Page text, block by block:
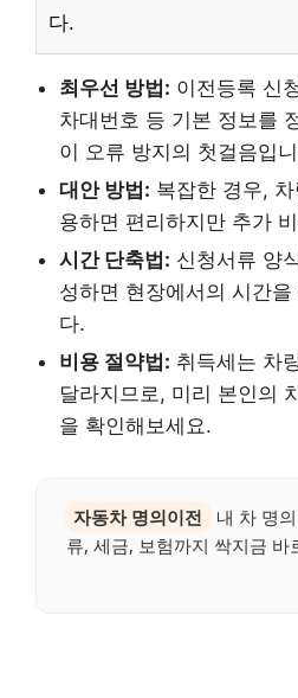
다.
최우선 방법: 이전등록 신
차대번호 등 기본 정보를
이 오류 방지의 첫걸음입
대안 방법: 복잡한 경우,
용하면 편리하지만 추가
시간 단축법: 신청서류 양
성하면 현장에서의 시간
다.
비용 절약법: 취득세는 차
달라지므로, 미리 본인의
을 확인해보세요.
자동차 명의이전
내 차 명
류, 세금, 보험까지 싹지금 바